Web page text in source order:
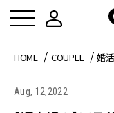
HOME COUPLE 婚
Aug, 12,2022